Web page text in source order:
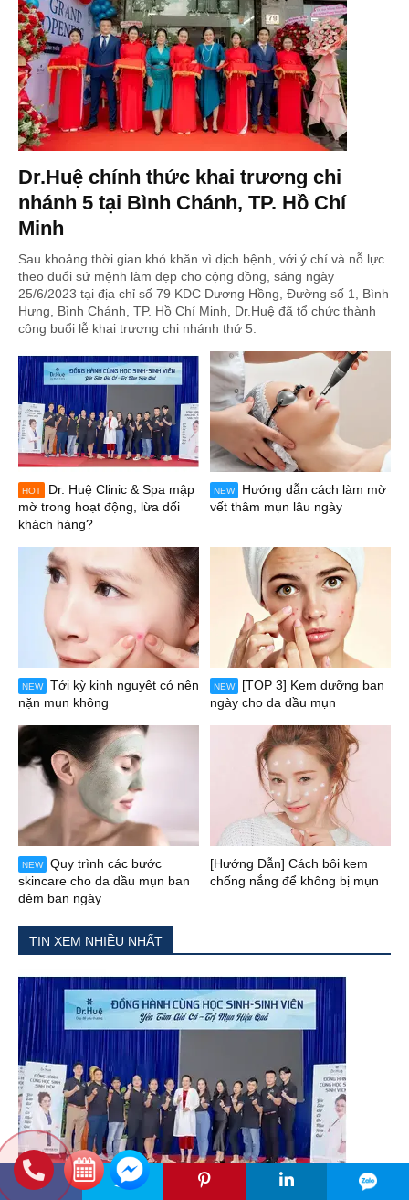
Dr.Huệ chính thức khai trương chi
nhánh 5 tại Bình Chánh, TP. Hồ Chí
Minh
Sau khoảng thời gian khó khăn vì dịch bệnh, với ý chí và nỗ lực
theo đuổi sứ mệnh làm đẹp cho cộng đồng, sáng ngày
25/6/2023 tại địa chỉ số 79 KDC Dương Hồng, Đường số 1, Bình
Hưng, Bình Chánh, TP. Hồ Chí Minh, Dr.Huệ đã tổ chức thành
công buổi lễ khai trương chi nhánh thứ 5.
HOT
Dr. Huệ Clinic & Spa mập
mờ trong hoạt động, lừa dối
khách hàng?
NEW
Hướng dẫn cách làm mờ
vết thâm mụn lâu ngày
NEW
Tới kỳ kinh nguyệt có nên
nặn mụn không
NEW
[TOP 3] Kem dưỡng ban
ngày cho da dầu mụn
NEW
Quy trình các bước
skincare cho da dầu mụn ban
đêm ban ngày
[Hướng Dẫn] Cách bôi kem
chống nắng để không bị mụn
TIN XEM NHIỀU NHẤT